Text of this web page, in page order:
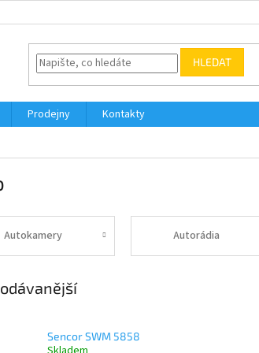
HLEDAT
Prodejny
Kontakty
Autokamery Autorádia
Sencor SWM 5858